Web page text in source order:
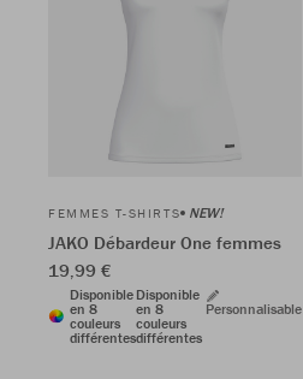
FEMMES T-SHIRTS NEW!
JAKO Débardeur One femmes
19,99 €
Disponible
en 8
couleurs
différentes
Disponible
en 8
couleurs
différentes
Personnalisable